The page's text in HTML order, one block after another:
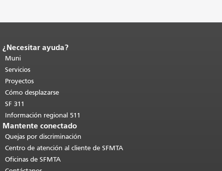
Fin del contenido de la página.
de esta página se repite en todas las
páginas.Volver al principio del
contenido principal
¿Necesitar ayuda?
Muni
Servicios
Proyectos
Cómo desplazarse
SF 311
Información regional 511
Mantente conectado
Quejas por discriminación
Centro de atención al cliente de SFMTA
Oficinas de SFMTA